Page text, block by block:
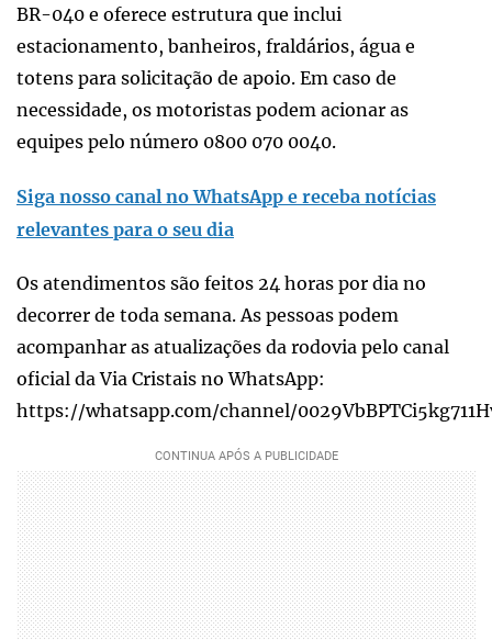
BR-040 e oferece estrutura que inclui
estacionamento, banheiros, fraldários, água e
totens para solicitação de apoio. Em caso de
necessidade, os motoristas podem acionar as
equipes pelo número 0800 070 0040.
Siga nosso canal no WhatsApp e receba notícias
relevantes para o seu dia
Os atendimentos são feitos 24 horas por dia no
decorrer de toda semana. As pessoas podem
acompanhar as atualizações da rodovia pelo canal
oficial da Via Cristais no WhatsApp:
https://whatsapp.com/channel/